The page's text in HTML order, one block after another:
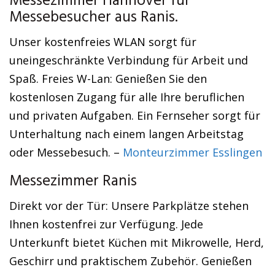
Messebesucher aus Ranis.
Unser kostenfreies WLAN sorgt für
uneingeschränkte Verbindung für Arbeit und
Spaß. Freies W-Lan: Genießen Sie den
kostenlosen Zugang für alle Ihre beruflichen
und privaten Aufgaben. Ein Fernseher sorgt für
Unterhaltung nach einem langen Arbeitstag
oder Messebesuch. – Monteurzimmer Esslingen
Messezimmer Ranis
Direkt vor der Tür: Unsere Parkplätze stehen
Ihnen kostenfrei zur Verfügung. Jede
Unterkunft bietet Küchen mit Mikrowelle, Herd,
Geschirr und praktischem Zubehör. Genießen